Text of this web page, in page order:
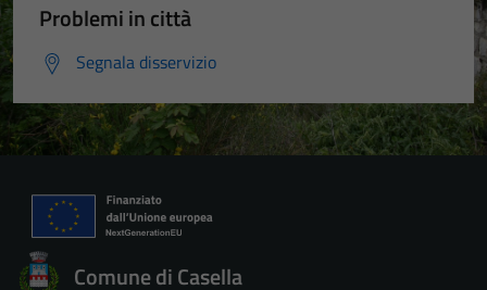
Problemi in città
Segnala disservizio
Comune di Casella